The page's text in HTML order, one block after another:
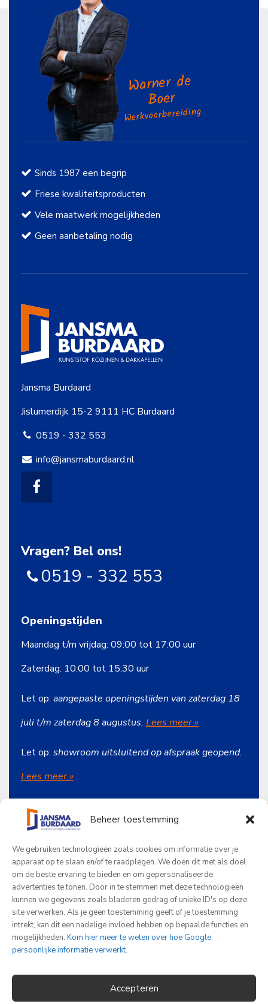
Beheer toestemming
We gebruiken technologieën zoals cookies om informatie over je
apparaat op te slaan en/of te raadplegen. We doen dit met als doel
om de beste ervaring te bieden en om gepersonaliseerde
advertenties te tonen. Door in te stemmen met deze technologieën
kunnen we gegevens zoals bladeren gedrag of unieke ID's op deze
site verwerken. Als je geen toestemming geeft of je toestemming
intrekt, kan dit een nadelige invloed hebben op bepaalde functies en
mogelijkheden. Kom hier meer te weten over hoe Google
persoonlijke informatie verwerkt.
Accepteren
Warner de
Boer
Werkvoorbereiding
Sinds 1987 een begrip
Friese kwaliteitsproducten
Vele maatwerk mogelijkheden
Geen aanbetaling nodig
Jansma Burdaard
Jislumerdijk 15-2 9111 HC Burdaard
0519 - 332 553
info@jansmaburdaard.nl
Vragen? Bel ons!
0519 - 332 553
Openingstijden
Maandag t/m vrijdag: 09:00 tot 17:00 uur
Zaterdag: 10:00 tot 15:30 uur
Let op: aangepaste openingstijden van zaterdag 18
juli t/m zaterdag 8 augustus. Lees meer »
Let op: showroom uitsluitend op afspraak geopend.
Lees meer»
Onze producten
Jansma Burdaard
Beoordelingen
© 2026 - Jansma Burdaard
Privacybeleid
Cookiebeleid
Word jij onze nieuwe collega?
Wij hebben het razend druk en zoeken op
montage.